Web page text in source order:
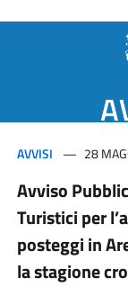
AVVISI 28
Avviso
Turistici per
posteggi in
la stagione